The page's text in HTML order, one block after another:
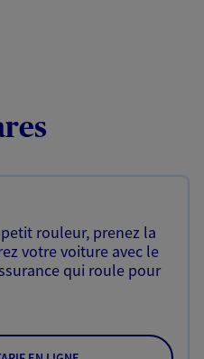
rouleur, prenez la
votre voiture avec le
qui roule pour